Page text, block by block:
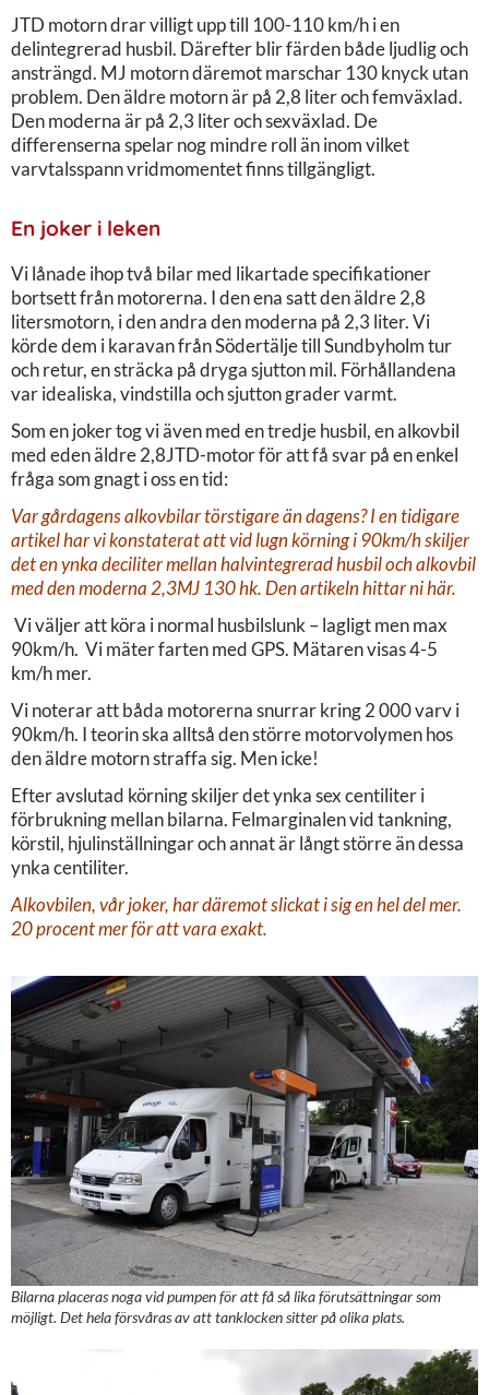
JTD motorn drar villigt upp till 100-110 km/h i en
delintegrerad husbil. Därefter blir färden både ljudlig och
ansträngd. MJ motorn däremot marschar 130 knyck utan
problem. Den äldre motorn är på 2,8 liter och femväxlad.
Den moderna är på 2,3 liter och sexväxlad. De
differenserna spelar nog mindre roll än inom vilket
varvtalsspann vridmomentet finns tillgängligt.
En joker i leken
Vi lånade ihop två bilar med likartade specifikationer
bortsett från motorerna. I den ena satt den äldre 2,8
litersmotorn, i den andra den moderna på 2,3 liter. Vi
körde dem i karavan från Södertälje till Sundbyholm tur
och retur, en sträcka på dryga sjutton mil. Förhållandena
var idealiska, vindstilla och sjutton grader varmt.
Som en joker tog vi även med en tredje husbil, en alkovbil
med eden äldre 2,8JTD-motor för att få svar på en enkel
fråga som gnagt i oss en tid:
Var gårdagens alkovbilar törstigare än dagens? I en tidigare
artikel har vi konstaterat att vid lugn körning i 90km/h skiljer
det en ynka deciliter mellan halvintegrerad husbil och alkovbil
med den moderna 2,3MJ 130 hk. Den artikeln hittar ni här.
Vi väljer att köra i normal husbilslunk – lagligt men max
90km/h. Vi mäter farten med GPS. Mätaren visas 4-5
km/h mer.
Vi noterar att båda motorerna snurrar kring 2 000 varv i
90km/h. I teorin ska alltså den större motorvolymen hos
den äldre motorn straffa sig. Men icke!
Efter avslutad körning skiljer det ynka sex centiliter i
förbrukning mellan bilarna. Felmarginalen vid tankning,
körstil, hjulinställningar och annat är långt större än dessa
ynka centiliter.
Alkovbilen, vår joker, har däremot slickat i sig en hel del mer.
20 procent mer för att vara exakt.
Bilarna placeras noga vid pumpen för att få så lika förutsättningar som
möjligt. Det hela försvåras av att tanklocken sitter på olika plats.